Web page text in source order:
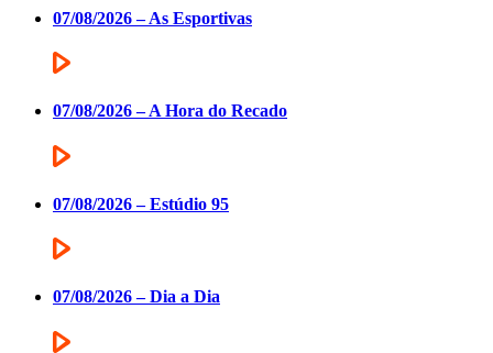
07/08/2026 – As Esportivas
07/08/2026 – A Hora do Recado
07/08/2026 – Estúdio 95
07/08/2026 – Dia a Dia